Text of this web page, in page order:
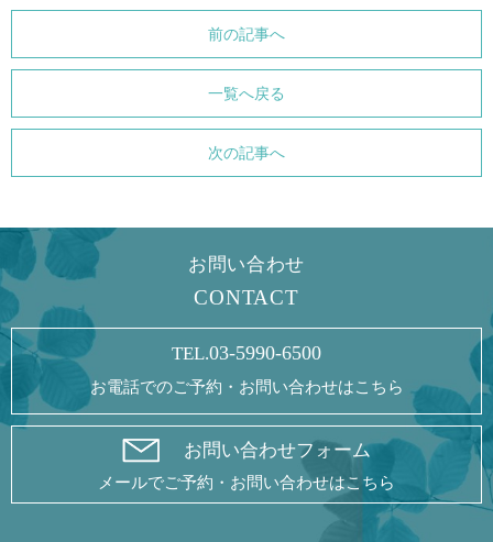
前の記事へ
一覧へ戻る
次の記事へ
お問い合わせ
CONTACT
TEL.03-5990-6500
お電話でのご予約・お問い合わせはこちら
お問い合わせフォーム
メールでご予約・お問い合わせはこちら